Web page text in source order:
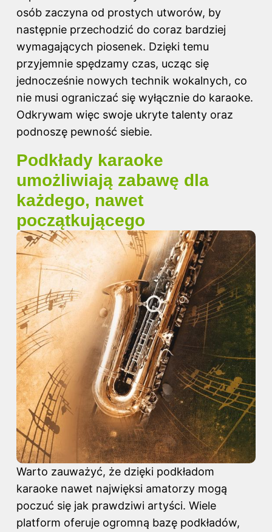
osób zaczyna od prostych utworów, by
następnie przechodzić do coraz bardziej
wymagających piosenek. Dzięki temu
przyjemnie spędzamy czas, ucząc się
jednocześnie nowych technik wokalnych, co
nie musi ograniczać się wyłącznie do karaoke.
Odkrywam więc swoje ukryte talenty oraz
podnoszę pewność siebie.
Podkłady karaoke
umożliwiają zabawę dla
każdego, nawet
początkującego
Warto zauważyć, że dzięki podkładom
karaoke nawet najwięksi amatorzy mogą
poczuć się jak prawdziwi artyści. Wiele
platform oferuje ogromną bazę podkładów,